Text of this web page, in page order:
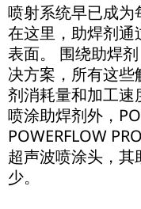
喷射系统早已成为
在这里，助焊剂
表面。 围绕助焊
决方案，所有这
剂消耗量和加工速
喷涂助焊剂外，
POWERFLOW
超声波喷涂头，
少。